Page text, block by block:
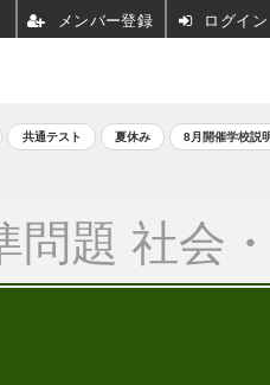
共通テスト 夏休み 8月開催学校説
問題 社会
ログイン